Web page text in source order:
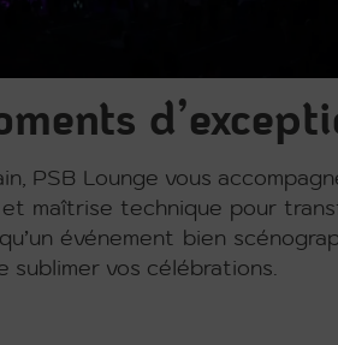
PSB Lounge vous
maîtrise technique pour
événement bien
sublimer vos célébrations.